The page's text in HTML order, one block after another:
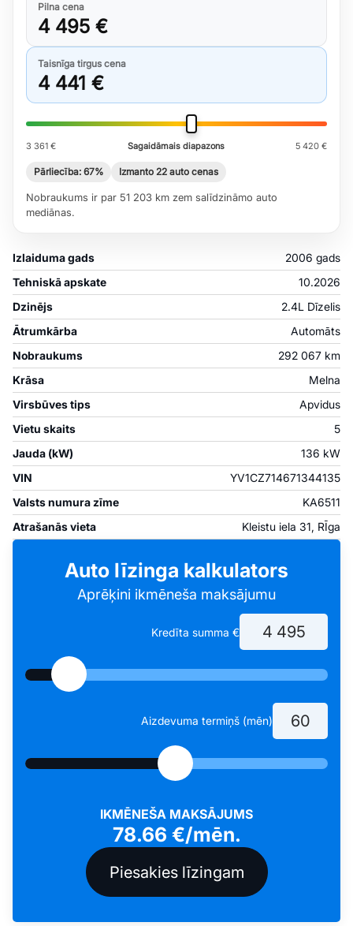
Pilna cena
4 495 €
Taisnīga tirgus cena
4 441 €
3 361 € Sagaidāmais diapazons 5 420 €
Pārliecība: 67% Izmanto 22 auto cenas
Nobraukums ir par 51 203 km zem salīdzināmo auto
mediānas.
Izlaiduma gads
2006 gads
Tehniskā apskate
10.2026
Dzinējs
2.4L Dīzelis
Ātrumkārba
Automāts
Nobraukums
292 067 km
Krāsa
Melna
Virsbūves tips
Apvidus
Vietu skaits
5
Jauda (kW)
136 kW
VIN
YV1CZ714671344135
Valsts numura zīme
KA6511
Atrašanās vieta
Kleistu iela 31, RĪga
Auto līzinga kalkulators
Aprēķini ikmēneša maksājumu
Kredīta summa €
Aizdevuma termiņš (mēn)
IKMĒNEŠA MAKSĀJUMS
78.66 €/mēn.